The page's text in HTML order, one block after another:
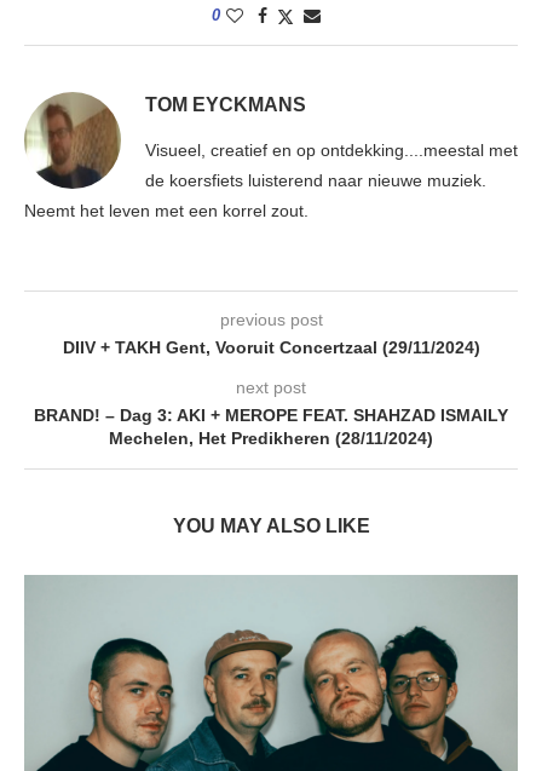
0
TOM EYCKMANS
Visueel, creatief en op ontdekking....meestal met
de koersfiets luisterend naar nieuwe muziek.
Neemt het leven met een korrel zout.
previous post
DIIV + TAKH Gent, Vooruit Concertzaal (29/11/2024)
next post
BRAND! – Dag 3: AKI + MEROPE FEAT. SHAHZAD ISMAILY
Mechelen, Het Predikheren (28/11/2024)
YOU MAY ALSO LIKE